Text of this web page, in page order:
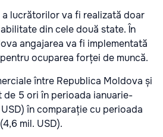
lucrătorilor va fi realizată doar
din cele două state. În
angajarea va fi implementată
ocuparea forței de muncă.
între Republica Moldova și
de 5 ori în perioada ianuarie-
USD) în comparație cu perioada
mil. USD).